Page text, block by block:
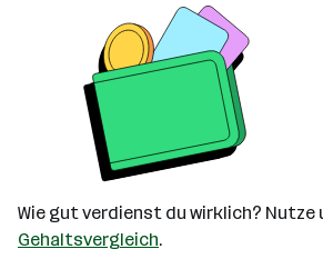
Wie gut verdienst du wirklich? Nutze
Gehaltsvergleich.